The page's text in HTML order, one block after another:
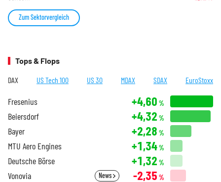
Zum Sektorvergleich
Tops & Flops
DAX US Tech 100 US 30 MDAX SDAX EuroStoxx
Fresenius +4,60 %
Beiersdorf +4,32 %
Bayer +2,28 %
MTU Aero Engines +1,34%
Deutsche Börse +1,32 %
Vonovia News -2,35 %